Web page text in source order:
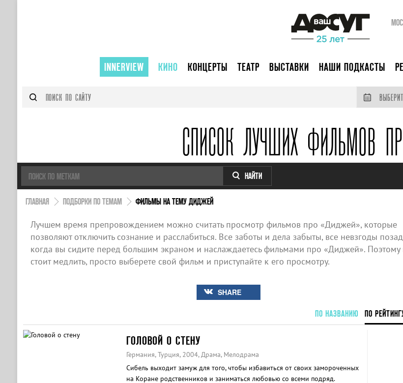
INNERVIEW КИНО КОНЦЕРТЫ ТЕАТР ВЫСТАВКИ НАШИ ПОДКАСТЫ
СПИСОК ЛУЧШИХ ФИЛЬМОВ
НАЙТИ
ГЛАВНАЯ ПОДБОРКИ ПО ТЕМАМ ФИЛЬМЫ НА ТЕМУ ДИДЖЕЙ
Лучшем время препровождением можно считать просмотр фильмов про «Диджей», которые
позволяют отключить сознание и расслабиться. Все заботы и дела забыты, все невзгоды
когда вы сидите перед большим экраном и наслаждаетесь фильмами про «Диджей». Поэтому
стоит медлить, просто выберете свой фильм и приступайте к его просмотру.
SHARE
ПО НАЗВАНИЮ ПО
ГОЛОВОЙ О СТЕНУ
Германия, Турция, 2004, Драма, Мелодрама
Сибель выходит замуж для того, чтобы избавиться от своих замороченных
на Коране родственников и заниматься любовью со всеми подряд.